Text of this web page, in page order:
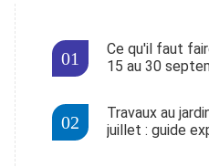
Ce qu'il faut
15 au 30
Travaux au
juillet : guide